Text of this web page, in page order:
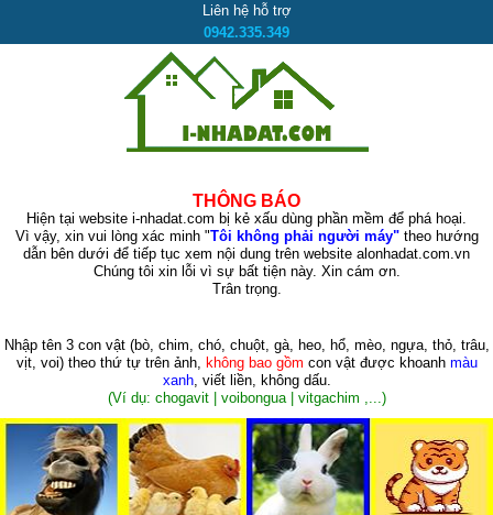
Liên hệ hỗ trợ
0942.335.349
THÔNG BÁO
Hiện tại website i-nhadat.com bị kẻ xấu dùng phần mềm để phá hoại.
Vì vậy, xin vui lòng xác minh "Tôi không phải người máy"theo hướng
dẫn bên dưới để tiếp tục xem nội dung trên website alonhadat.com.vn
Chúng tôi xin lỗi vì sự bất tiện này. Xin cám ơn.
Trân trọng.
Nhập tên 3 con vật (bò, chim, chó, chuột, gà, heo, hổ, mèo, ngựa, thỏ, trâu,
vịt, voi)theo thứ tự trên ảnh, không bao gồm con vật được khoanh màu
xanh, viết liền, không dấu.
(Ví dụ: chogavit | voibongua | vitgachim ,...)